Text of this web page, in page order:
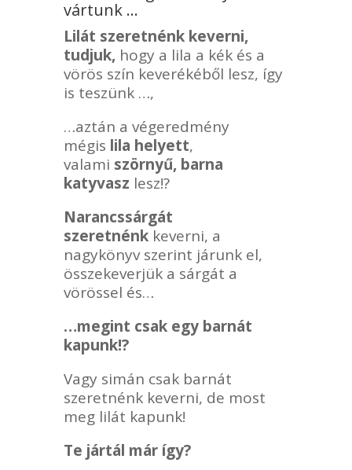
vártunk …
Lilát szeretnénk keverni,
tudjuk,hogy a lila a kék és a
vörös szín keverékéből lesz, így
is teszünk …,
…aztán a végeredmény
mégis lila helyett,
valami szörnyű, barna
katyvasz lesz!?
Narancssárgát
szeretnénkkeverni, a
nagykönyv szerint járunk el,
összekeverjük a sárgát a
vörössel és…
…megint csak egy barnát
kapunk!?
Vagy simán csak barnát
szeretnénk keverni, de most
meg lilát kapunk!
Te jártál már így?